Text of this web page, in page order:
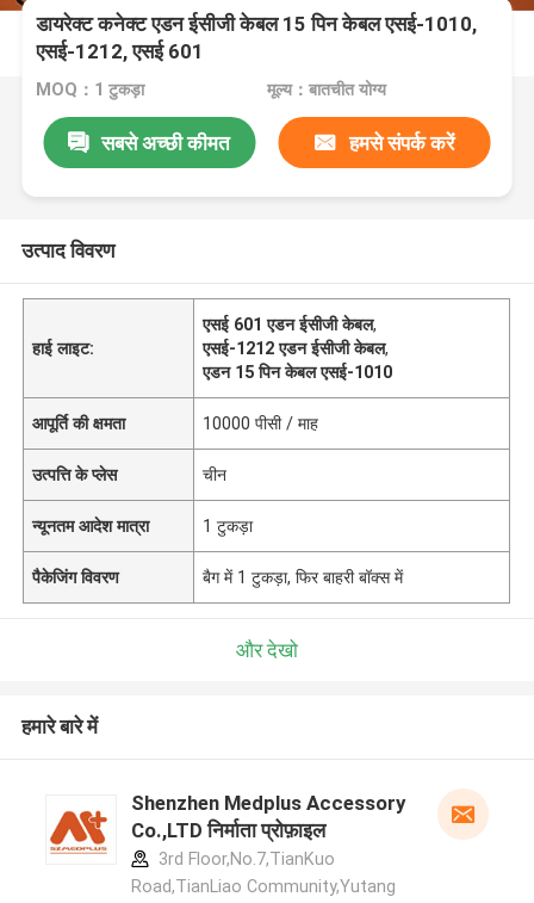
डायरेक्ट कनेक्ट एडन ईसीजी केबल 15 पिन केबल एसई-1010,
एसई-1212, एसई 601
MOQ：1 टुकड़ा मूल्य：बातचीत योग्य
सबसे अच्छी कीमत हमसे संपर्क करें
उत्पाद विवरण
हाई लाइट:
एसई 601 एडन ईसीजी केबल,
एसई-1212 एडन ईसीजी केबल,
एडन 15 पिन केबल एसई-1010
आपूर्ति की क्षमता 10000 पीसी / माह
उत्पत्ति के प्लेस चीन
न्यूनतम आदेश मात्रा 1 टुकड़ा
पैकेजिंग विवरण बैग में 1 टुकड़ा, फिर बाहरी बॉक्स में
और देखो
हमारे बारे में
Shenzhen Medplus Accessory
Co.,LTD निर्माता प्रोफ़ाइल
3rd Floor,No.7,TianKuo
Road,TianLiao Community,Yutang